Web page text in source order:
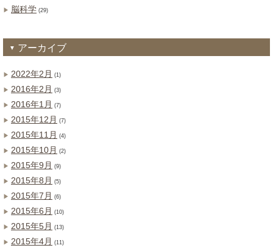
脳科学 (29)
アーカイブ
2022年2月 (1)
2016年2月 (3)
2016年1月 (7)
2015年12月 (7)
2015年11月 (4)
2015年10月 (2)
2015年9月 (9)
2015年8月 (5)
2015年7月 (6)
2015年6月 (10)
2015年5月 (13)
2015年4月 (11)